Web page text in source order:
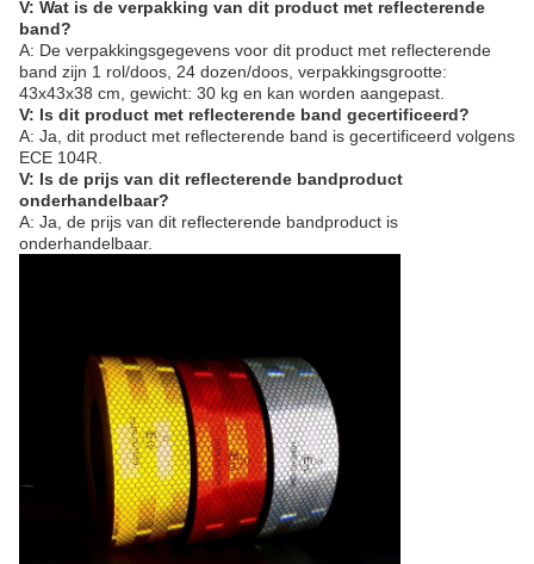
V: Wat is de verpakking van dit product met reflecterende
band?
A: De verpakkingsgegevens voor dit product met reflecterende
band zijn 1 rol/doos, 24 dozen/doos, verpakkingsgrootte:
43x43x38 cm, gewicht: 30 kg en kan worden aangepast.
V: Is dit product met reflecterende band gecertificeerd?
A: Ja, dit product met reflecterende band is gecertificeerd volgens
ECE 104R.
V: Is de prijs van dit reflecterende bandproduct
onderhandelbaar?
A: Ja, de prijs van dit reflecterende bandproduct is
onderhandelbaar.